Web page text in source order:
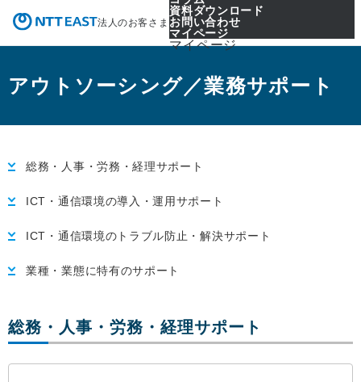
法人のお客さま
資料ダウンロード
お問い合わせ
マイページ
マイページ
アウトソーシング／業務サポート
総務・人事・労務・経理サポート
ICT・通信環境の導入・運用サポート
ICT・通信環境のトラブル防止・解決サポート
業種・業態に特有のサポート
総務・人事・労務・経理サポート